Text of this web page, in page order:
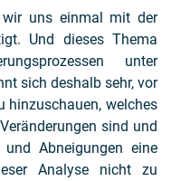
wir uns einmal mit der
Und dieses Thema
unter
sich deshalb sehr, vor
hinzuschauen, welches
sind und
Abneigungen eine
Analyse nicht zu